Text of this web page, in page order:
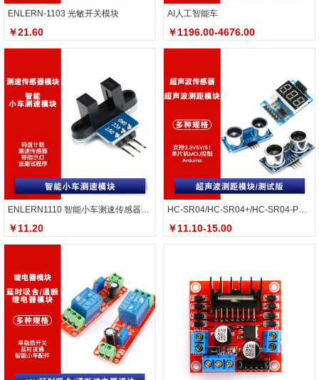
ENLERN-1103 光敏开关模块
￥21.60
AI人工智能车
￥1196.00-4676.00
ENLERN1110 智能小车测速传感器模块
￥11.20
HC-SR04/HC-SR04+/HC-SR04-P超声波测距模块
￥11.10-15.00